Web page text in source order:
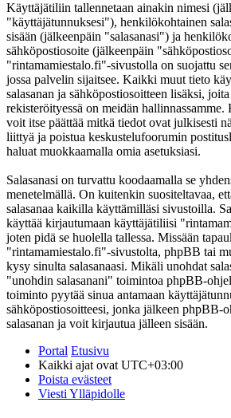
Käyttäjätiliin tallennetaan ainakin nimesi
"käyttäjätunnuksesi"), henkilökohtainen
sisään (jälkeenpäin "salasanasi") ja
sähköpostiosoite (jälkeenpäin
"rintamamiestalo.fi"-sivustolla on suojattu
jossa palvelin sijaitsee. Kaikki muut tieto
salasanan ja sähköpostiosoitteen lisäksi,
rekisteröityessä on meidän hallinnassamme.
voit itse päättää mitkä tiedot ovat julkisesti
liittyä ja poistua keskustelufoorumin
haluat muokkaamalla omia asetuksiasi.
Salasanasi on turvattu koodaamalla se
menetelmällä. On kuitenkin suositeltavaa,
salasanaa kaikilla käyttämilläsi sivustoilla.
käyttää kirjautumaan käyttäjätiliisi
joten pidä se huolella tallessa. Missään
"rintamamiestalo.fi"-sivustolta, phpBB tai
kysy sinulta salasanaasi. Mikäli unohdat
"unohdin salasanani" toimintoa phpBB-
toiminto pyytää sinua antamaan
sähköpostiosoitteesi, jonka jälkeen phpBB-
salasanan ja voit kirjautua jälleen sisään.
Portal Etusivu
Kaikki ajat ovat UTC+03:00
Poista evästeet
Viesti Ylläpidolle